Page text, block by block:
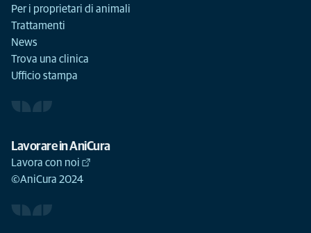
Per i proprietari di animali
Trattamenti
News
Trova una clinica
Ufficio stampa
Lavorare in AniCura
Lavora con noi
©AniCura 2024